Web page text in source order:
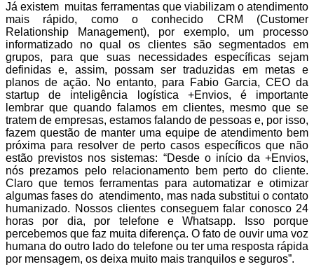
Já existem muitas ferramentas que viabilizam o atendimento
mais rápido, como o conhecido CRM (Customer
Relationship Management), por exemplo, um processo
informatizado no qual os clientes são segmentados em
grupos, para que suas necessidades específicas sejam
definidas e, assim, possam ser traduzidas em metas e
planos de ação. No entanto, para Fabio Garcia, CEO da
startup de inteligência logística +Envios, é importante
lembrar que quando falamos em clientes, mesmo que se
tratem de empresas, estamos falando de pessoas e, por isso,
fazem questão de manter uma equipe de atendimento bem
próxima para resolver de perto casos específicos que não
estão previstos nos sistemas: “Desde o início da +Envios,
nós prezamos pelo relacionamento bem perto do cliente.
Claro que temos ferramentas para automatizar e otimizar
algumas fases do atendimento, mas nada substitui o contato
humanizado. Nossos clientes conseguem falar conosco 24
horas por dia, por telefone e Whatsapp. Isso porque
percebemos que faz muita diferença. O fato de ouvir uma voz
humana do outro lado do telefone ou ter uma resposta rápida
por mensagem, os deixa muito mais tranquilos e seguros”.